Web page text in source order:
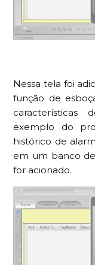
Nessa tela foi
função de
características
exemplo do
histórico de
em um banco
for acionado.